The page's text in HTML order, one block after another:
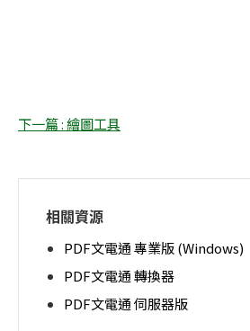
下一篇 : 繪圖工具
相關資源
PDF文電通 專業版 (Windows)
PDF文電通 轉換器
PDF文電通 伺服器版